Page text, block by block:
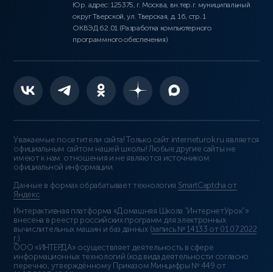
Юр. адрес: 125375, г. Москва, вн.тер.г. муниципальный
округ Тверской, ул. Тверская, д. 16, стр. 1
ОКВЭД 62.01 (Разработка компьютерного
программного обеспечения)
Уважаемые посетители сайта! Только сайт interneturok.ru является
официальным сайтом нашей школы! Любые другие сайты не
имеют к нам отношения и не являются источником
официальной информации.
Данные в формах обрабатывает технология SmartCaptcha от
Яндекс
Интерактивная платформа «Домашняя Школа “ИнтернетУрок”»
внесена в реестр российских программ для электронных
вычислительных машин и баз данных (запись № 14133 от 01.07.2022
г.).
ООО «ИНТЕРДА» осуществляет деятельность в сфере
информационных технологий (код вида деятельности согласно
перечню, утверждённому Приказом Минцифры № 449 от